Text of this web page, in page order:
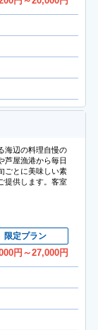
海辺の料理自慢の
芦屋漁港から毎日
ごとに美味しい素
提供します。客室
限定プラン
円 ～27,000円